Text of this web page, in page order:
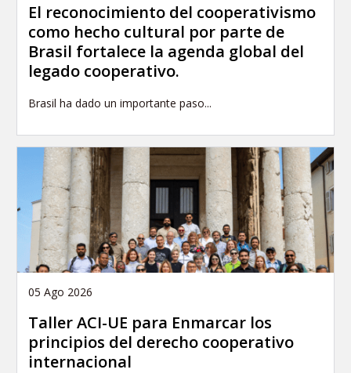
El reconocimiento del cooperativismo
como hecho cultural por parte de
Brasil fortalece la agenda global del
legado cooperativo.
Brasil ha dado un importante paso...
05 Ago 2026
Taller ACI-UE para Enmarcar los
principios del derecho cooperativo
internacional